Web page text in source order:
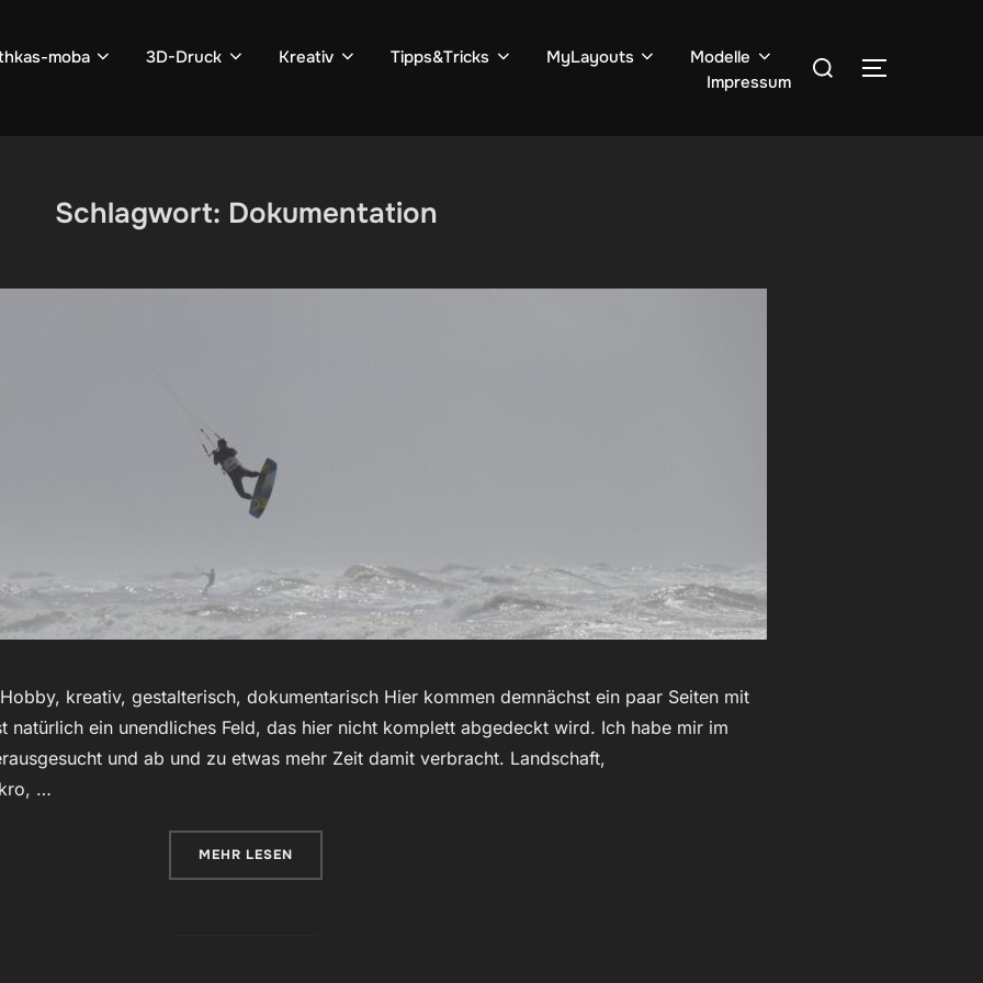
moba 3D-Druck Kreativ Tipps&Tricks MyLayouts
Modelle
Impressum
Suchen
nach:
Schlagwort: Dokumentation
kreativ, gestalterisch, dokumentarisch Hier kommen demnächst ein paar Seiten mit
natürlich ein unendliches Feld, das hier nicht komplett abgedeckt wird. Ich habe mir im
und ab und zu etwas mehr Zeit damit verbracht. Landschaft,
…
MEHR ÜBER „FOTOGRAFIE“
LESEN